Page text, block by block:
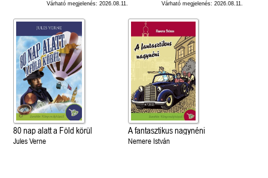
Várható megjelenés: 2026.08.11. Várható megjelenés: 2026.08.11.
80 nap alatt a Föld körül
Jules Verne
A fantasztikus nagynéni
Nemere István